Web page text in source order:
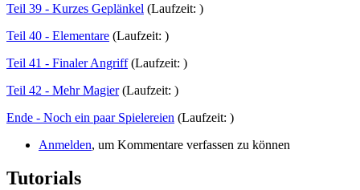
Teil 39 - Kurzes Geplänkel (Laufzeit: )
Teil 40 - Elementare (Laufzeit: )
Teil 41 - Finaler Angriff(Laufzeit: )
Teil 42 - Mehr Magier(Laufzeit: )
Ende - Noch ein paar Spielereien (Laufzeit: )
Anmelden, um Kommentare verfassen zu können
Tutorials